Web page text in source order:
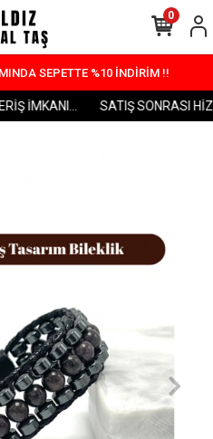
SEPETTE %10 İNDİRİM !!
İMKANI... SATIŞ SONRASI
0